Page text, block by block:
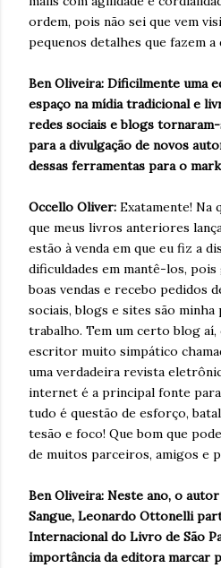
ordem, pois não sei que vem
pequenos detalhes que fazem a
Ben Oliveira: Dificilmente uma
espaço na mídia tradicional e
redes sociais e blogs
para a divulgação de novos
dessas ferramentas para o
Occello Oliver: Exatamente! Na
que meus livros anteriores
estão à venda em que eu fiz a
dificuldades em mantê-los, pois
boas vendas e recebo pedidos
sociais, blogs e sites são
trabalho. Tem um certo blog
escritor muito simpático
uma verdadeira revista
internet é a principal fonte
tudo é questão de esforço,
tesão e foco! Que bom que
de muitos parceiros, amigos e
Ben Oliveira: Neste ano, o
Sangue, Leonardo Ottonelli
Internacional do Livro de São
importância da editora marcar